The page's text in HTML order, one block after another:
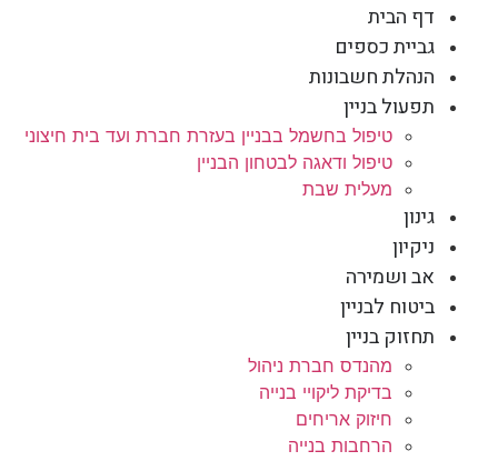
דף הבית
גביית כספים
הנהלת חשבונות
תפעול בניין
טיפול בחשמל בבניין בעזרת חברת ועד בית חיצוני
טיפול ודאגה לבטחון הבניין
מעלית שבת
גינון
ניקיון
אב ושמירה
ביטוח לבניין
תחזוק בניין
מהנדס חברת ניהול
בדיקת ליקויי בנייה
חיזוק אריחים
הרחבות בנייה